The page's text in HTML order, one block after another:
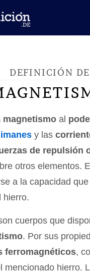
DEFINICIÓN DE
magnetismo al
imanes y las
de repulsión
otros elementos.
a la capacidad
hierro.
cuerpos que
. Por sus
ferromagnéticos,
mencionado hierro.